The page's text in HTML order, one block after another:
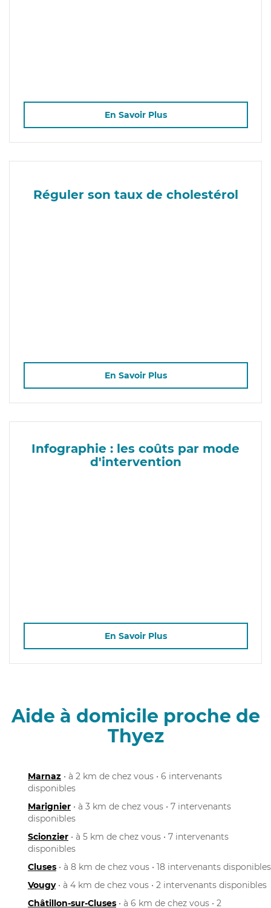
En Savoir Plus
Réguler son taux de cholestérol
En Savoir Plus
Infographie : les coûts par mode
d'intervention
En Savoir Plus
Aide à domicile proche de
Thyez
Marnaz • à 2 km de chez vous • 6 intervenants
disponibles
Marignier • à 3 km de chez vous • 7 intervenants
disponibles
Scionzier • à 5 km de chez vous • 7 intervenants
disponibles
Cluses • à 8 km de chez vous • 18 intervenants disponibles
Vougy• à 4 km de chez vous • 2 intervenants disponibles
Châtillon-sur-Cluses • à 6 km de chez vous • 2